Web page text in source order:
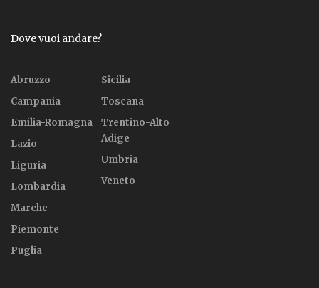
Dove vuoi andare?
Abruzzo
Campania
Emilia-Romagna
Lazio
Liguria
Lombardia
Marche
Piemonte
Puglia
Sicilia
Toscana
Trentino-Alto
Adige
Umbria
Veneto